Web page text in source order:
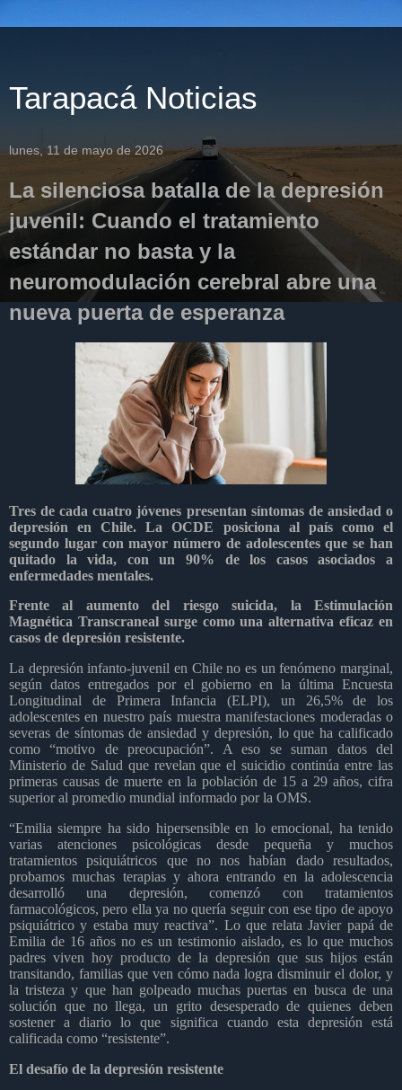
Tarapacá Noticias
lunes, 11 de mayo de 2026
La silenciosa batalla de la depresión
juvenil: Cuando el tratamiento
estándar no basta y la
neuromodulación cerebral abre una
nueva puerta de esperanza
Tres de cada cuatro jóvenes presentan síntomas de ansiedad o
depresión en Chile. La OCDE posiciona al país como el
segundo lugar con mayor número de adolescentes que se han
quitado la vida, con un 90% de los casos asociados a
enfermedades mentales.
Frente al aumento del riesgo suicida, la Estimulación
Magnética Transcraneal surge como una alternativa eficaz en
casos de depresión resistente.
La depresión infanto-juvenil en Chile no es un fenómeno marginal,
según datos entregados por el gobierno en la última Encuesta
Longitudinal de Primera Infancia (ELPI), un 26,5% de los
adolescentes en nuestro país muestra manifestaciones moderadas o
severas de síntomas de ansiedad y depresión, lo que ha calificado
como “motivo de preocupación”. A eso se suman datos del
Ministerio de Salud que revelan que el suicidio continúa entre las
primeras causas de muerte en la población de 15 a 29 años, cifra
superior al promedio mundial informado por la OMS.
“Emilia siempre ha sido hipersensible en lo emocional, ha tenido
varias atenciones psicológicas desde pequeña y muchos
tratamientos psiquiátricos que no nos habían dado resultados,
probamos muchas terapias y ahora entrando en la adolescencia
desarrolló una depresión, comenzó con tratamientos
farmacológicos, pero ella ya no quería seguir con ese tipo de apoyo
psiquiátrico y estaba muy reactiva”. Lo que relata Javier papá de
Emilia de 16 años no es un testimonio aislado, es lo que muchos
padres viven hoy producto de la depresión que sus hijos están
transitando, familias que ven cómo nada logra disminuir el dolor, y
la tristeza y que han golpeado muchas puertas en busca de una
solución que no llega, un grito desesperado de quienes deben
sostener a diario lo que significa cuando esta depresión está
calificada como “resistente”.
El desafío de la depresión resistente